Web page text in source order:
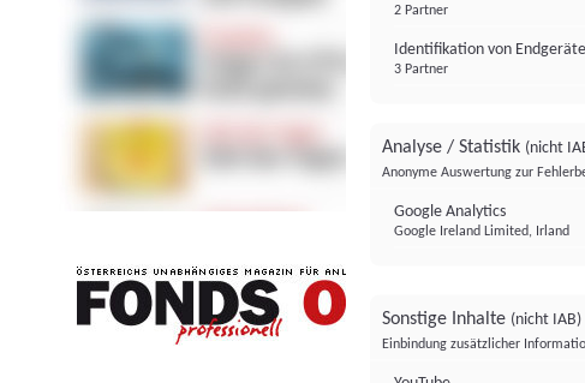
2 Partner
Identifikation von
3 Partner
Analyse / Statistik (nicht
Anonyme Auswertung zur
Google Analytics
Google Ireland Limited, Irland
Sonstige Inhalte (nicht IAB)
Einbindung zusätzlicher